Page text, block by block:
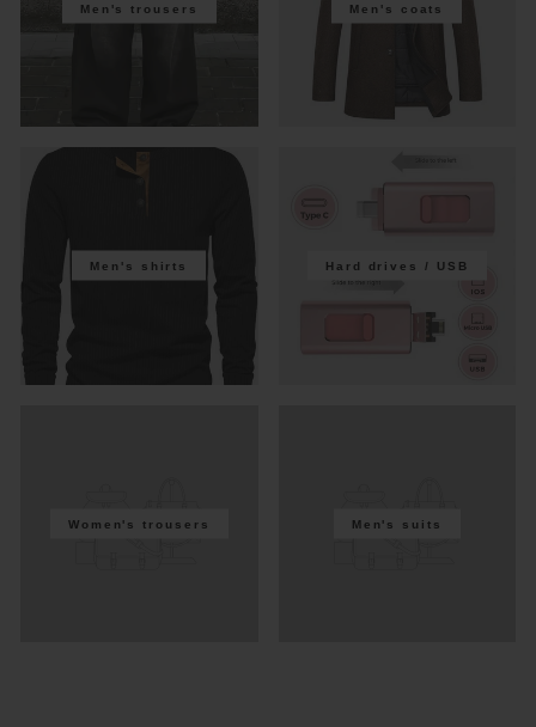
Men's trousers Men's coats
Men's shirts Hard drives / USB
Women's trousers Men's suits